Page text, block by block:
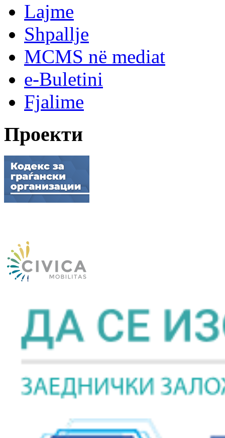
Lajme
Shpallje
MCMS në mediat
e-Buletini
Fjalime
Проекти